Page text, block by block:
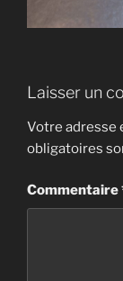
Laisser un
Votre adresse
obligatoires
Commentaire